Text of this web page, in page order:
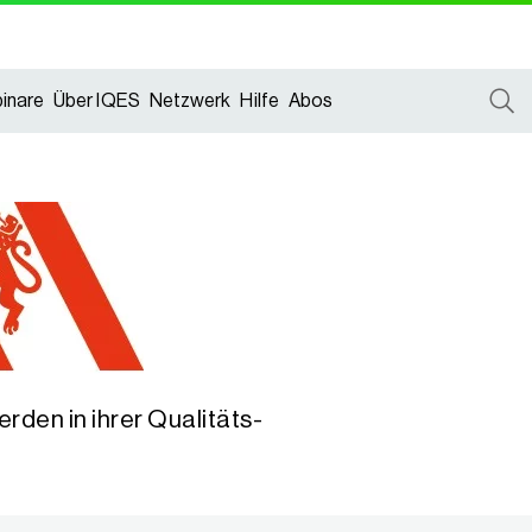
Über IQES Netzwerk Hilfe Abos
in ihrer Qualitäts-